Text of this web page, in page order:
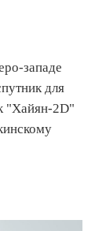
западе
для
"Хайян-2D"